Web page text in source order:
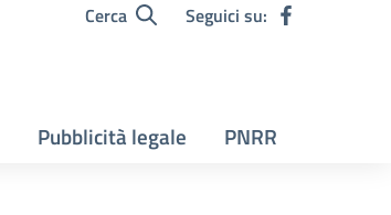
Cerca Seguici su:
Pubblicità legale PNRR